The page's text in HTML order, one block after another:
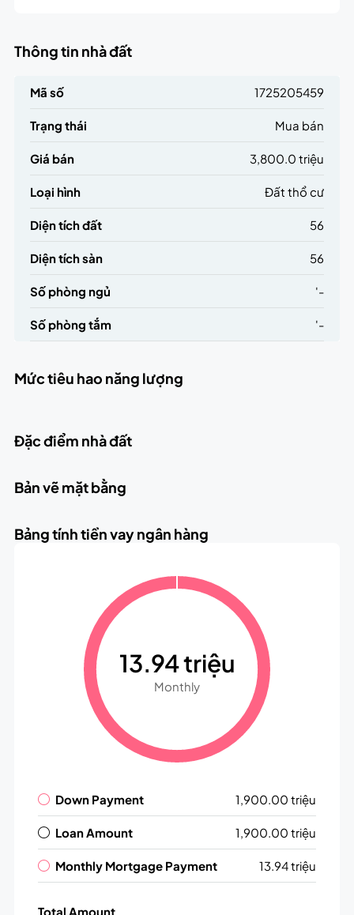
Thông tin nhà đất
Mã số 1725205459
Trạng thái Mua bán
Giá bán 3,800.0 triệu
Loại hình Đất thổ cư
Diện tích đất 56
Diện tích sàn 56
Số phòng ngủ '-
Số phòng tắm '-
Mức tiêu hao năng lượng
Đặc điểm nhà đất
Bản vẽ mặt bằng
Bảng tính tiền vay ngân hàng
13.94 triệu
Monthly
Down Payment 1,900.00 triệu
Loan Amount 1,900.00 triệu
Monthly Mortgage Payment 13.94 triệu
Total Amount